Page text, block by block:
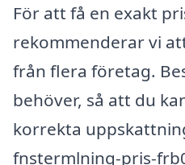
För att få en exakt
rekommenderar vi
från flera företag.
behöver, så att du
korrekta
fnstermlning-pris-